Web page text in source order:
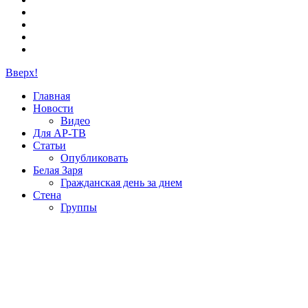
Вверх!
Главная
Новости
Видео
Для АР-ТВ
Статьи
Опубликовать
Белая Заря
Гражданская день за днем
Стена
Группы